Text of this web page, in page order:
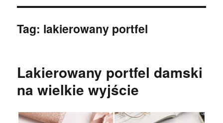
Tag: lakierowany portfel
Lakierowany portfel damski
na wielkie wyjście